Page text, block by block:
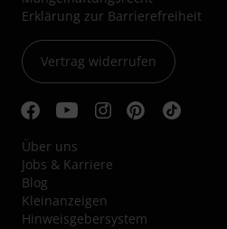
Erklärung zur Barrierefreiheit
Vertrag widerrufen
Über uns
Jobs & Karriere
Blog
Kleinanzeigen
Hinweisgebersystem